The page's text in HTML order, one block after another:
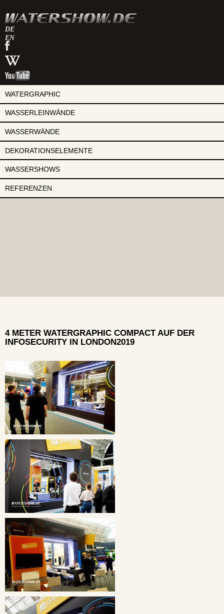
DE
EN
watershow
auf
facebook
watershow
bei
wikipedia
watershow
youtube
WATERGRAPHIC
WASSERLEINWÄNDE
WASSERWÄNDE
DEKORATIONSELEMENTE
WASSERSHOWS
REFERENZEN
4 METER WATERGRAPHIC COMPACT AUF DER
INFOSECURITY IN LONDON2019